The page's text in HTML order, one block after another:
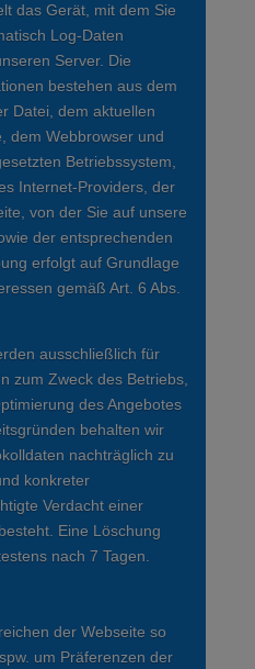
das Gerät, mit dem Sie
Log-Daten
Server. Die
bestehen aus dem
Datei, dem aktuellen
dem Webbrowser und
Betriebssystem,
Internet-Providers, der
von der Sie auf unsere
der entsprechenden
erfolgt auf Grundlage
gemäß Art. 6 Abs.
ausschließlich für
zum Zweck des Betriebs,
des Angebotes
behalten wir
nachträglich zu
konkreter
Verdacht einer
Eine Löschung
nach 7 Tagen.
der Webseite so
um Präferenzen der